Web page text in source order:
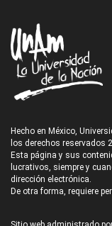
Hecho en México,
los derechos reservados
Esta página y sus
lucrativos, siempre y
dirección electrónica.
De otra forma, requiere